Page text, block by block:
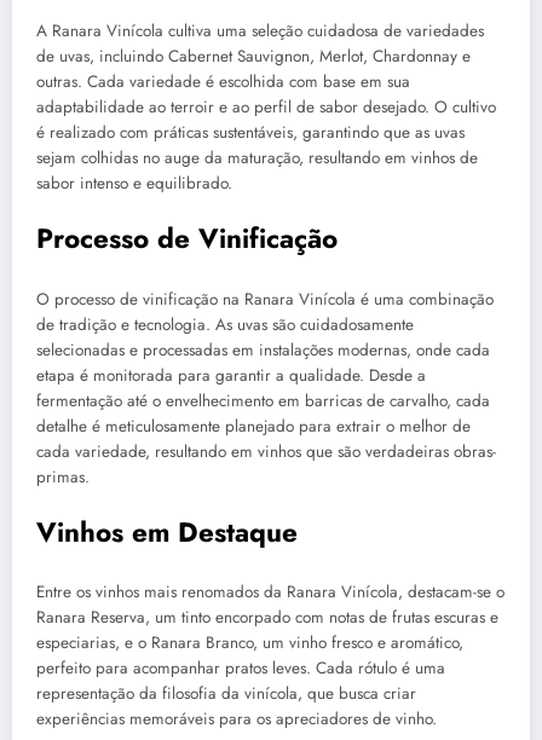
A Ranara Vinícola cultiva uma seleção cuidadosa de variedades
de uvas, incluindo Cabernet Sauvignon, Merlot, Chardonnay e
outras. Cada variedade é escolhida com base em sua
adaptabilidade ao terroir e ao perfil de sabor desejado. O cultivo
é realizado com práticas sustentáveis, garantindo que as uvas
sejam colhidas no auge da maturação, resultando em vinhos de
sabor intenso e equilibrado.
Processo de Vinificação
O processo de vinificação na Ranara Vinícola é uma combinação
de tradição e tecnologia. As uvas são cuidadosamente
selecionadas e processadas em instalações modernas, onde cada
etapa é monitorada para garantir a qualidade. Desde a
fermentação até o envelhecimento em barricas de carvalho, cada
detalhe é meticulosamente planejado para extrair o melhor de
cada variedade, resultando em vinhos que são verdadeiras obras-
primas.
Vinhos em Destaque
Entre os vinhos mais renomados da Ranara Vinícola, destacam-se o
Ranara Reserva, um tinto encorpado com notas de frutas escuras e
especiarias, e o Ranara Branco, um vinho fresco e aromático,
perfeito para acompanhar pratos leves. Cada rótulo é uma
representação da filosofia da vinícola, que busca criar
experiências memoráveis para os apreciadores de vinho.